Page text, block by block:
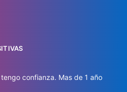
confianza. Mas de 1 año